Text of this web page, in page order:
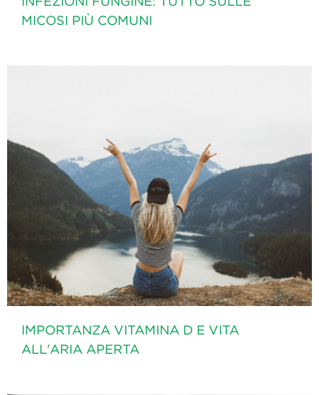
MICOSI PIÙ COMUNI
IMPORTANZA VITAMINA D E VITA
ALL'ARIA APERTA